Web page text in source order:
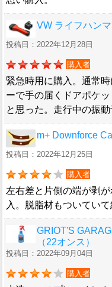
VW ライフハン
投稿日：2022年12月28日
購入者
緊急時用に購入。通常
ーで手の届くドアポケ
と思った。走行中の振
m+ Downforce
投稿日：2022年12月25日
購入者
左右差と片側の端が剥
入。脱脂材もついてい
GRIOT'S
（22オンス）
投稿日：2022年09月04日
購入者